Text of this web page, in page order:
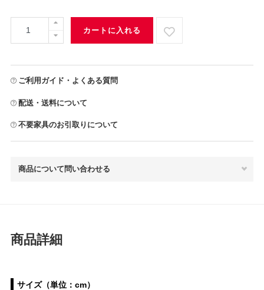
カートに入れる
ご利用ガイド・よくある質問
配送・送料について
不要家具のお引取りについて
商品について問い合わせる
商品詳細
サイズ（単位：cm）